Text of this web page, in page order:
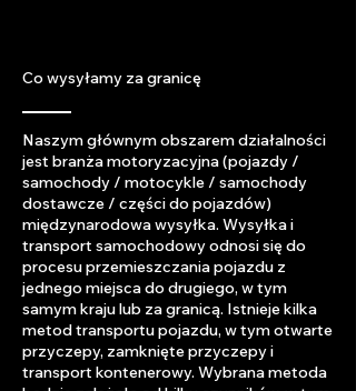
Co wysyłamy za granicę
Naszym głównym obszarem działalności
jest branża motoryzacyjna (pojazdy /
samochody / motocykle / samochody
dostawcze / części do pojazdów)
międzynarodowa wysyłka. Wysyłka i
transport samochodowy odnosi się do
procesu przemieszczania pojazdu z
jednego miejsca do drugiego, w tym
samym kraju lub za granicą. Istnieje kilka
metod transportu pojazdu, w tym otwarte
przyczepy, zamknięte przyczepy i
transport kontenerowy. Wybrana metoda